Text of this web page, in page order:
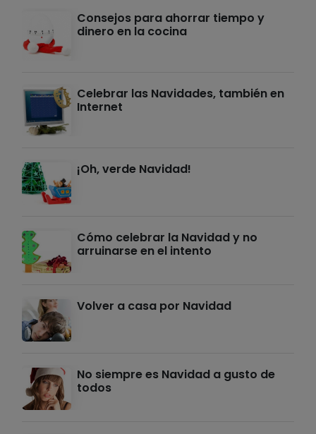
Consejos para ahorrar tiempo y
dinero en la cocina
Celebrar las Navidades, también en
Internet
¡Oh, verde Navidad!
Cómo celebrar la Navidad y no
arruinarse en el intento
Volver a casa por Navidad
No siempre es Navidad a gusto de
todos